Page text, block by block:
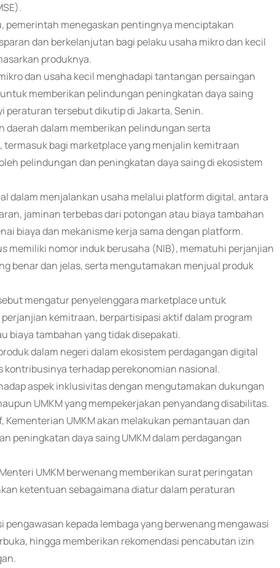
pemerintah menegaskan pentingnya menciptakan
dan berkelanjutan bagi pelaku usaha mikro dan kecil
produknya.
dan usaha kecil menghadapi tantangan persaingan
memberikan pelindungan peningkatan daya saing
peraturan tersebut dikutip di Jakarta, Senin.
dalam memberikan pelindungan serta
bagi marketplace yang menjalin kemitraan
pelindungan dan peningkatan daya saing di ekosistem
dalam menjalankan usaha melalui platform digital, antara
jaminan terbebas dari potongan atau biaya tambahan
biaya dan mekanisme kerja sama dengan platform.
memiliki nomor induk berusaha (NIB), mematuhi perjanjian
benar dan jelas, serta mengutamakan menjual produk
mengatur penyelenggara marketplace untuk
kemitraan, berpartisipasi aktif dalam program
biaya tambahan yang tidak disepakati.
dalam negeri dalam ekosistem perdagangan digital
kontribusinya terhadap perekonomian nasional.
aspek inklusivitas dengan mengutamakan dukungan
UMKM yang mempekerjakan penyandang disabilitas.
UMKM akan melakukan pemantauan dan
peningkatan daya saing UMKM dalam perdagangan
UMKM berwenang memberikan surat peringatan
ketentuan sebagaimana diatur dalam peraturan
kepada lembaga yang berwenang mengawasi
hingga memberikan rekomendasi pencabutan izin